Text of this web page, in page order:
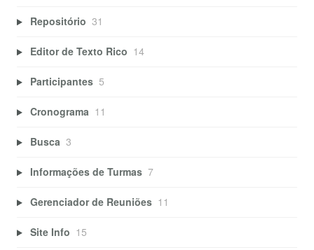
Repositório 31
Editor de Texto Rico 14
Participantes 5
Cronograma 11
Busca 3
Informações de Turmas 7
Gerenciador de Reuniões 11
Site Info 15